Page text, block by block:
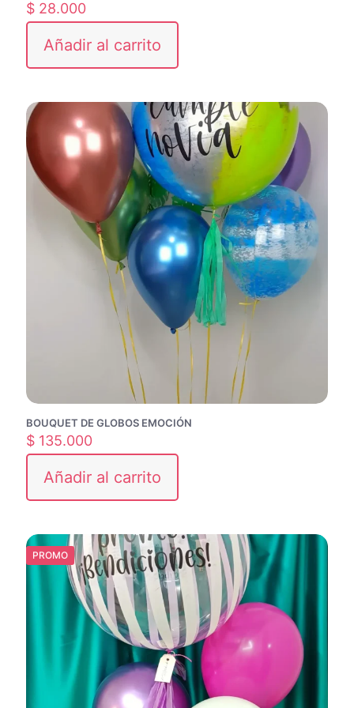
$ 28.000
Añadir al carrito
BOUQUET DE GLOBOS EMOCIÓN
$ 135.000
Añadir al carrito
PROMO